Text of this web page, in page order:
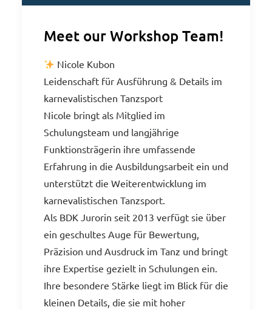
Meet our Workshop Team!
Nicole Kubon
Leidenschaft für Ausführung & Details im
karnevalistischen Tanzsport
Nicole bringt als Mitglied im
Schulungsteam und langjährige
Funktionsträgerin ihre umfassende
Erfahrung in die Ausbildungsarbeit ein und
unterstützt die Weiterentwicklung im
karnevalistischen Tanzsport.
Als BDK Jurorin seit 2013 verfügt sie über
ein geschultes Auge für Bewertung,
Präzision und Ausdruck im Tanz und bringt
ihre Expertise gezielt in Schulungen ein.
Ihre besondere Stärke liegt im Blick für die
kleinen Details, die sie mit hoher